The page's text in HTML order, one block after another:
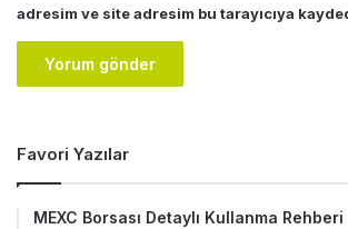
adresim ve site adresim bu tarayıcıya
Favori Yazılar
MEXC Borsası Detaylı Kullanma Rehberi